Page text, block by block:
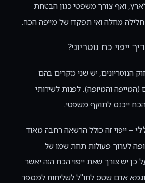
ואף צורך משפטי כגון הבטחת
מחלה ואי תפקדו של מייפה הכח.
ייפוי כח נוטריוני?
סעיף 20 לחוק הנוטריונים, יש שני מקרים בהם
(המייפה והמיופה), לפנות לשירותי
הכח ייכנס לתוקף משפטי.
– ייפוי זה כולל הרשאה רחבה מאוד
לערוך פעולות תחת שמו של
כן יש צורך שאת ייפוי הכח הזה יאשר
אדם שטס לחו"ל לשליחות למספר